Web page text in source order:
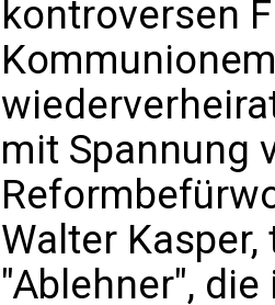
kontroversen
mit Spannung
Walter
"Ablehner",